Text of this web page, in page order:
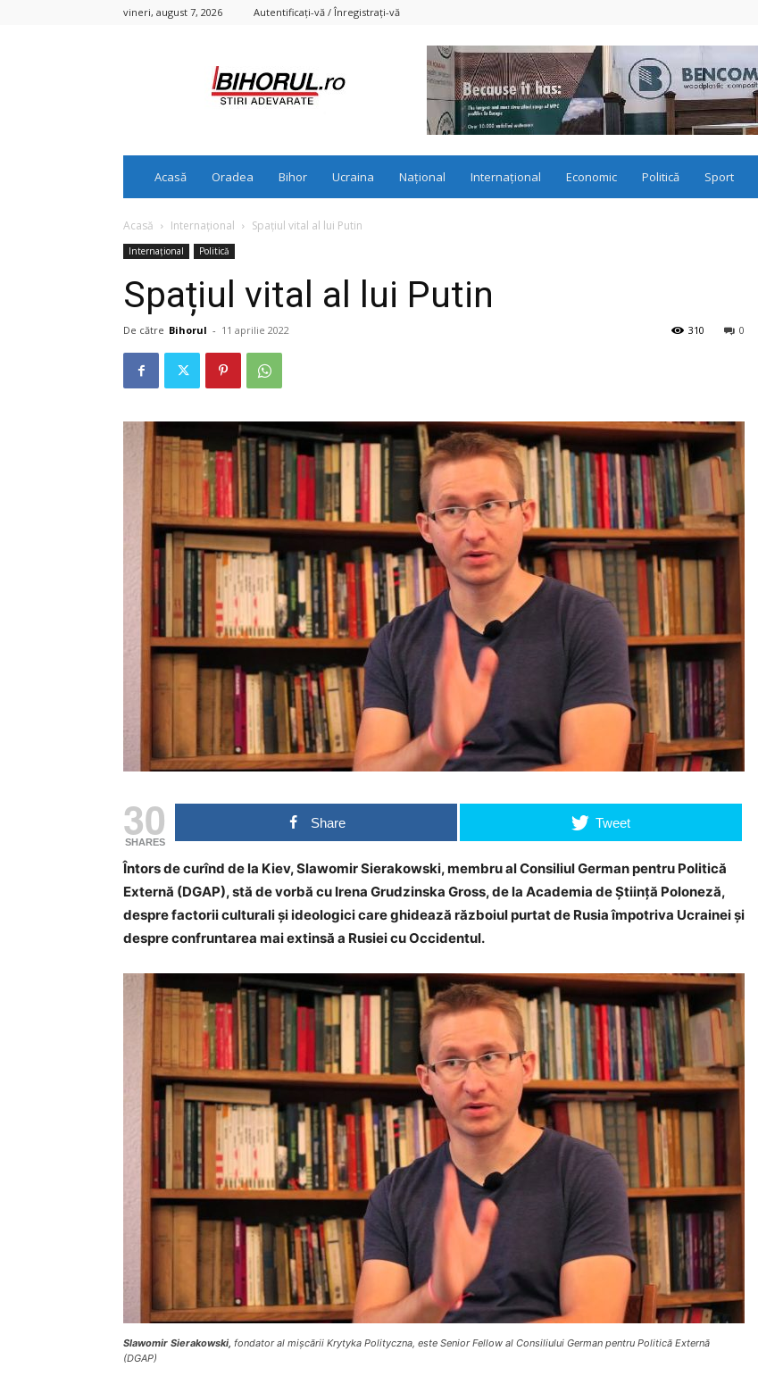
vineri, august 7, 2026 Autentificați-vă / Înregistrați-vă
Acasă Oradea Bihor Ucraina Național Internațional Economic Politică Sport
Acasă Internațional Spațiul vital al lui Putin
Internațional Politică
Spațiul vital al lui Putin
De către Bihorul - 11 aprilie 2022 0
310
30
SHARES
Share Tweet
Întors de curînd de la Kiev, Slawomir Sierakowski, membru al Consiliul German pentru Politică
Externă (DGAP), stă de vorbă cu Irena Grudzinska Gross, de la Academia de Știință Poloneză,
despre factorii culturali și ideologici care ghidează războiul purtat de Rusia împotriva Ucrainei și
despre confruntarea mai extinsă a Rusiei cu Occidentul.
Slawomir Sierakowski, fondator al mișcării Krytyka Polityczna, este Senior Fellow al Consiliului German pentru Politică Externă
(DGAP)